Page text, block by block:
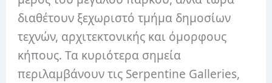
διαθέτουν ξεχωριστό τμήμα δημοσίων
τεχνών, αρχιτεκτονικής και όμορφους
κήπους. Τα κυριότερα σημεία
περιλαμβάνουν τις Serpentine Galleries,